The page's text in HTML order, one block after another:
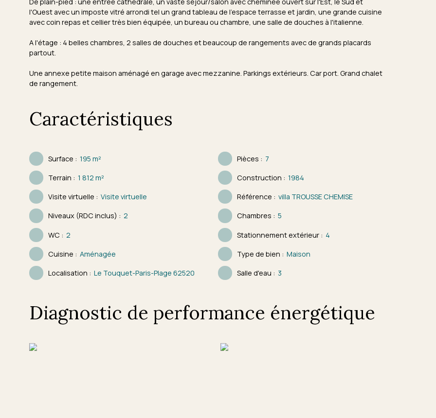
l'Ouest avec un imposte vitré arrondi tel un grand tableau de l'espace terrasse et jardin, une grande cuisine
avec coin repas et cellier très bien équipée, un bureau ou chambre, une salle de douches à l'italienne.
A l'étage : 4 belles chambres, 2 salles de douches et beaucoup de rangements avec de grands placards
partout.
Une annexe petite maison aménagé en garage avec mezzanine. Parkings extérieurs. Car port. Grand chalet
de rangement.
Caractéristiques
Surface : 195m² Pièces : 7
Terrain : 1 812m² Construction : 1984
Visite virtuelle : Visite virtuelle Référence : villa TROUSSE CHEMISE
Niveaux (RDC inclus) : 2 Chambres : 5
WC : 2 Stationnement extérieur : 4
Cuisine : Aménagée Type de bien : Maison
Localisation : Le Touquet-Paris-Plage 62520 Salle d'eau : 3
Diagnostic de performance énergétique